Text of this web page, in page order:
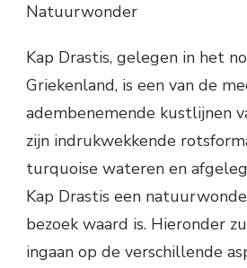
Natuurwonder
Kap Drastis, gelegen in het
Griekenland, is een van de
adembenemende kustlijnen
zijn indrukwekkende
turquoise wateren en
Kap Drastis een
bezoek waard is. Hieronder
ingaan op de verschillende